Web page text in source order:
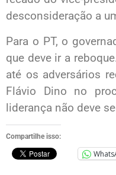
desconsideração a
Para o PT, o
que deve ir a
até os adversários
Flávio Dino no
liderança não deve
Compartilhe isso: